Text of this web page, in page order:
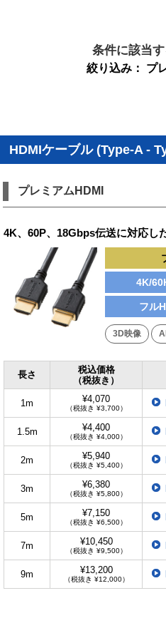
条件に該当
絞り込み： プ
HDMIケーブル (Type-A -
プレミアムHDMI
4K、60P、18Gbps伝送に対応し
4K/
フル
3D映像
長さ
税込価格
（税抜き）
1m ¥4,070
（税抜き ¥3,700）
1.5m ¥4,400
（税抜き ¥4,000）
2m ¥5,940
（税抜き ¥5,400）
3m ¥6,380
（税抜き ¥5,800）
5m ¥7,150
（税抜き ¥6,500）
7m ¥10,450
（税抜き ¥9,500）
9m ¥13,200
（税抜き ¥12,000）